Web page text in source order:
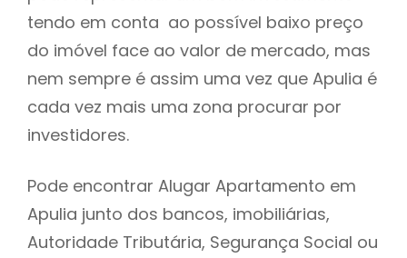
tendo em conta ao possível baixo preço
do imóvel face ao valor de mercado, mas
nem sempre é assim uma vez que Apulia é
cada vez mais uma zona procurar por
investidores.
Pode encontrar Alugar Apartamento em
Apulia junto dos bancos, imobiliárias,
Autoridade Tributária, Segurança Social ou